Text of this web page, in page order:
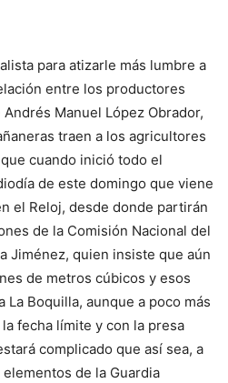
para atizarle más lumbre a
entre los productores
Manuel López Obrador,
traen a los agricultores
cuando inició todo el
de este domingo que viene
el Reloj, desde donde partirán
de la Comisión Nacional del
Jiménez, quien insiste que aún
de metros cúbicos y esos
La Boquilla, aunque a poco más
fecha límite y con la presa
complicado que así sea, a
de la Guardia